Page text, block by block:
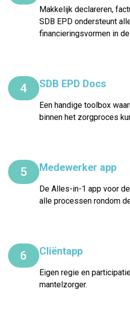
Makkelijk declareren,
SDB EPD ondersteunt
financieringsvormen in
4 SDB EPD Docs
Een handige toolbox
binnen het zorgproces
5 Medewerker app
De Alles-in-1 app voor
alle processen rondom
6 Cliëntapp
Eigen regie en
mantelzorger.